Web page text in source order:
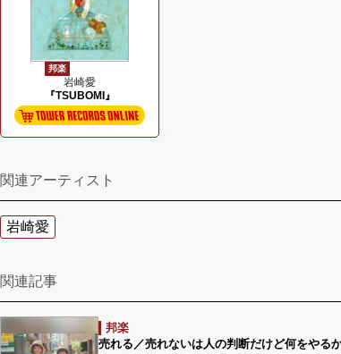
邦楽
岩崎愛
『TSUBOMI』
関連アーティスト
岩崎愛
関連記事
邦楽
売れる／売れないは人の判断だけど何をやる